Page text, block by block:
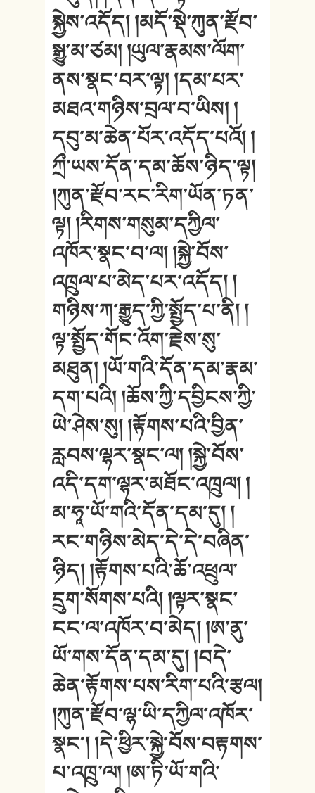
སྐྱེས་འདོད། །མདོ་སྡེ་ཀུན་རྫོབ་
སྒྱུ་མ་ཙམ། །ཡུལ་རྣམས་ལོག་
ནས་སྣང་བར་ལྟ། །དམ་པར་
མཐའ་གཉིས་བྲལ་བ་ཡིས། །
དབུ་མ་ཆེན་པོར་འདོད་པའོ། །
ཀྲྀ་ཡས་དོན་དམ་ཆོས་ཉིད་ལྟ།
།ཀུན་རྫོབ་རང་རིག་ཡོན་ཏན་
ལྟ། །རིགས་གསུམ་དཀྱིལ་
འཁོར་སྣང་བ་ལ། །སྐྱེ་བོས་
འཁྲུལ་པ་མེད་པར་འདོད། །
གཉིས་ཀ་རྒྱུད་ཀྱི་སྤྱོད་པ་ནི། །
ལྟ་སྤྱོད་གོང་འོག་རྗེས་སུ་
མཐུན། །ཡོ་གའི་དོན་དམ་རྣམ་
དག་པའི། །ཆོས་ཀྱི་དབྱིངས་ཀྱི་
ཡེ་ཤེས་སུ། །རྟོགས་པའི་བྱིན་
རླབས་ལྷར་སྣང་ལ། །སྐྱེ་བོས་
འདི་དག་ལྷར་མཐོང་འཁྲུལ། །
མ་ཧཱ་ཡོ་གའི་དོན་དམ་དུ། །
རང་གཉིས་མེད་དེ་དེ་བཞིན་
ཉིད། །རྟོགས་པའི་ཆོ་འཕྲུལ་
དྲུག་སོགས་པའི། །ལྟར་སྣང་
ངང་ལ་འཁོར་བ་མེད། །ཨ་ནུ་
ཡོ་གས་དོན་དམ་དུ། །བདེ་
ཆེན་རྟོགས་པས་རིག་པའི་རྩལ།
།ཀུན་རྫོབ་ལྷ་ཡི་དཀྱིལ་འཁོར་
སྣང༌། །དེ་ཕྱིར་སྐྱེ་བོས་བརྟགས་
པ་འཁྲུ་ལ། །ཨ་ཏི་ཡོ་གའི་